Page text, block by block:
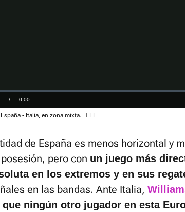
/ Duration
0:00
- Italia, en zona mixta. EFE
de España es menos horizontal y
pero con un juego más
en los extremos y en sus
en las bandas. Ante Italia,
que ningún otro jugador en esta